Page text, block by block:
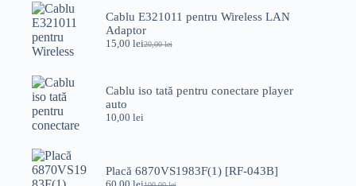
Cablu E321011 pentru Wireless LAN
Adaptor
20,00lei
Prețul
fost:
20,00 lei.
15,00 leiPrețul
15,00 lei.
Cablu iso tată pentru conectare player
auto
10,00 lei
Placă 6870VS1983F(1) [RF-043B]